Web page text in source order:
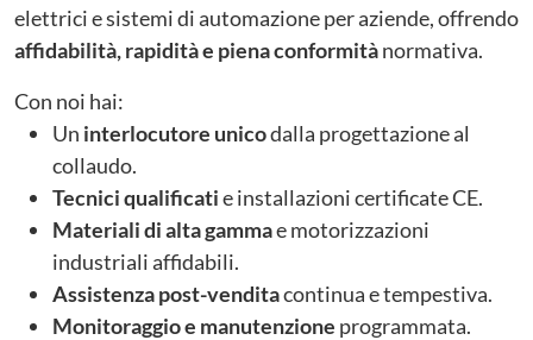
elettrici e sistemi di automazione per aziende, offrendo
affidabilità, rapidità e piena conformitànormativa.
Con noi hai:
Un interlocutore unicodalla progettazione al
collaudo.
Tecnici qualificatie installazioni certificate CE.
Materiali di alta gammae motorizzazioni
industriali affidabili.
Assistenza post-venditacontinua e tempestiva.
Monitoraggio e manutenzione programmata.